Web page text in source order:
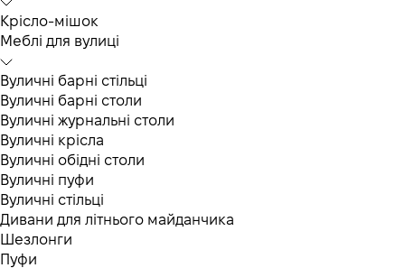
Крісло-мішок
Меблі для вулиці
Вуличні барні стільці
Вуличні барні столи
Вуличні журнальні столи
Вуличні крісла
Вуличні обідні столи
Вуличні пуфи
Вуличні стільці
Дивани для літнього майданчика
Шезлонги
Пуфи